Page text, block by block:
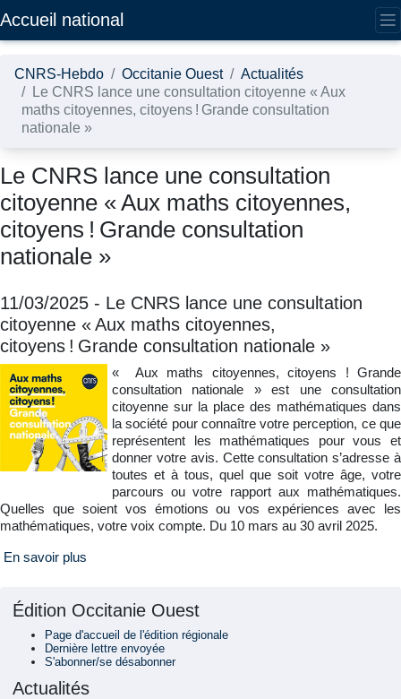
Accueil national
CNRS-Hebdo Occitanie Ouest
Actualités
Le CNRS lance une consultation citoyenne « Aux
maths citoyennes, citoyens ! Grande consultation
nationale »
Le CNRS lance une consultation
citoyenne « Aux maths citoyennes,
citoyens ! Grande consultation
nationale »
11/03/2025 - Le CNRS lance une consultation
citoyenne « Aux maths citoyennes,
citoyens ! Grande consultation nationale »
« Aux maths citoyennes, citoyens ! Grande
consultation nationale » est une consultation
citoyenne sur la place des mathématiques dans
la société pour connaître votre perception, ce que
représentent les mathématiques pour vous et
donner votre avis. Cette consultation s’adresse à
toutes et à tous, quel que soit votre âge, votre
parcours ou votre rapport aux mathématiques.
Quelles que soient vos émotions ou vos expériences avec les
mathématiques, votre voix compte. Du 10 mars au 30 avril 2025.
En savoir plus
Édition Occitanie Ouest
Page d'accueil de l'édition régionale
Dernière lettre envoyée
S'abonner/se désabonner
Actualités